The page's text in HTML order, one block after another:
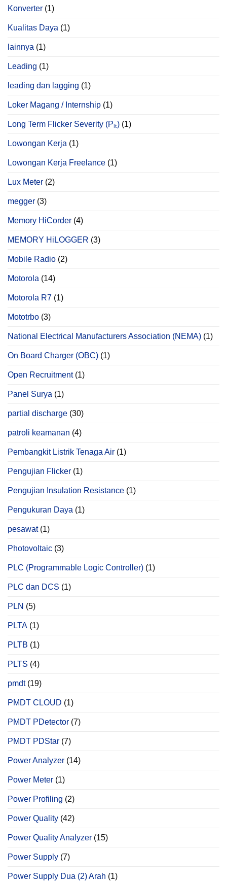
Konverter (1)
Kualitas Daya (1)
lainnya (1)
Leading (1)
leading dan lagging (1)
Loker Magang / Internship (1)
Long Term Flicker Severity (Pₗₜ) (1)
Lowongan Kerja (1)
Lowongan Kerja Freelance (1)
Lux Meter (2)
megger (3)
Memory HiCorder (4)
MEMORY HiLOGGER (3)
Mobile Radio (2)
Motorola (14)
Motorola R7 (1)
Mototrbo (3)
National Electrical Manufacturers Association (NEMA) (1)
On Board Charger (OBC) (1)
Open Recruitment(1)
Panel Surya (1)
partial discharge (30)
patroli keamanan (4)
Pembangkit Listrik Tenaga Air (1)
Pengujian Flicker (1)
Pengujian Insulation Resistance (1)
Pengukuran Daya (1)
pesawat(1)
Photovoltaic (3)
PLC (Programmable Logic Controller) (1)
PLC dan DCS (1)
PLN (5)
PLTA (1)
PLTB (1)
PLTS (4)
pmdt(19)
PMDT CLOUD (1)
PMDT PDetector (7)
PMDT PDStar (7)
Power Analyzer (14)
Power Meter (1)
Power Profiling (2)
Power Quality (42)
Power Quality Analyzer (15)
Power Supply (7)
Power Supply Dua (2) Arah (1)